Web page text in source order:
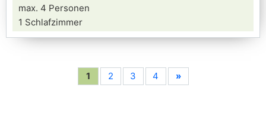
max. 4 Personen
1 Schlafzimmer
1 2 3 4 »